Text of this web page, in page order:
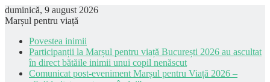
duminică, 9 august 2026
Marșul pentru viață
Povestea inimii
Participanții la Marșul pentru viață București 2026 au ascultat
în direct bătăile inimii unui copil nenăscut
Comunicat post-eveniment Marșul pentru Viață 2026 –